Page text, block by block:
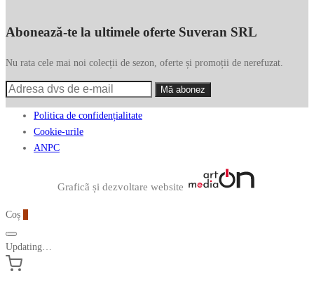
Abonează-te la ultimele oferte Suveran SRL
Nu rata cele mai noi colecții de sezon, oferte și promoții de nerefuzat.
Politica de confidențialitate
Cookie-urile
ANPC
Graficã și dezvoltare website
Coș
Updating…